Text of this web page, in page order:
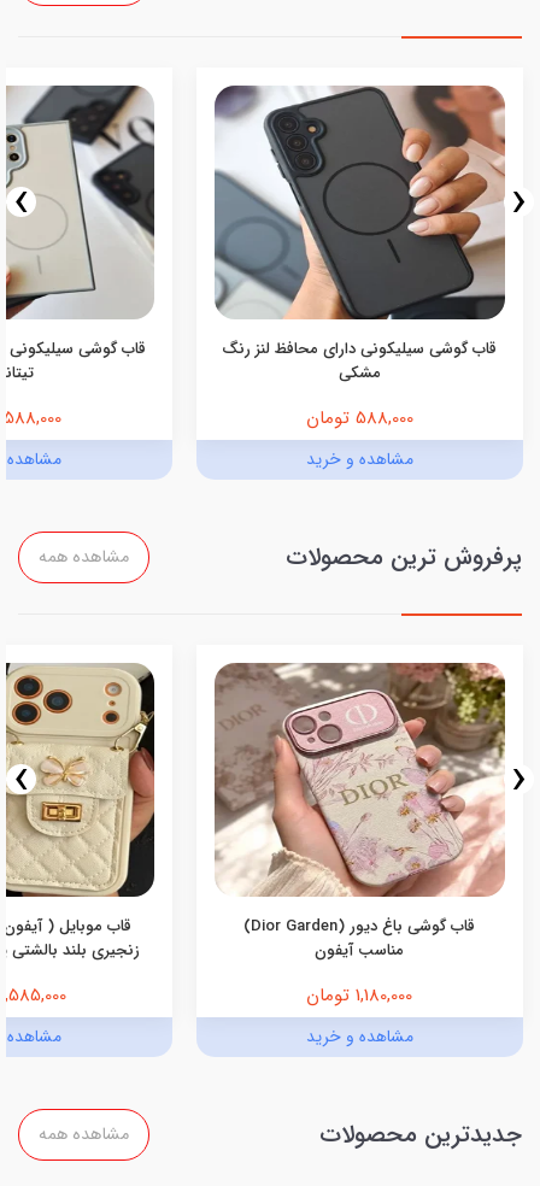
قاب گوشی سیلیکونی دارای محافظ لنز رنگ
مشکی
588,000 تومان
مشاهده و خرید
قاب گوشی سیلیکونی
588,000 تومان
مشاهده
‹
›
پرفروش ترین محصولات مشاهده همه
قاب گوشی باغ دیور (Dior Garden)
مناسب آیفون
1,180,000 تومان
مشاهده و خرید
قاب موبایل (
زنجیری بلند بالشتی
1,585,000 تومان
مشاهده
‹
›
جدیدترین محصولات مشاهده همه